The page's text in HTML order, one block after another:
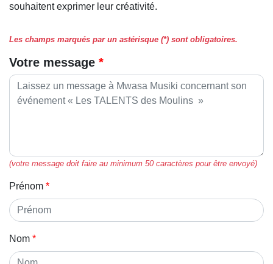
souhaitent exprimer leur créativité.
Les champs marqués par un astérisque (*) sont obligatoires.
Votre message
(votre message doit faire au minimum 50 caractères pour être envoyé)
Prénom
Nom